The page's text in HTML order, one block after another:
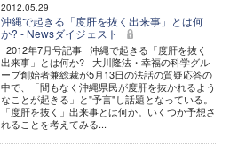
2012.05.29
沖縄で起きる「度肝を抜く出来事」とは何
か? - Newsダイジェスト
2012年7月号記事 沖縄で起きる「度肝を抜く
出来事」とは何か? 大川隆法・幸福の科学グル
ープ創始者兼総裁が5月13日の法話の質疑応答の
中で、「間もなく沖縄県民が度肝を抜かれるよう
なことが起きる」と"予言"し話題となっている。
「度肝を抜く」出来事とは何か。いくつか予想さ
れることを考えてみる...